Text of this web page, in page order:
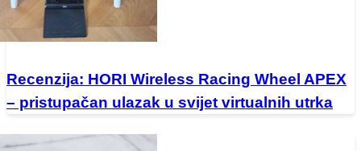
Recenzija: HORI Wireless Racing Wheel APEX
– pristupačan ulazak u svijet virtualnih utrka